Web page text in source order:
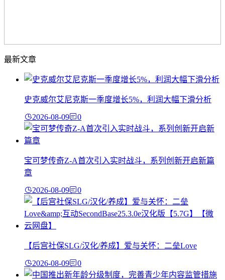
最新文章
史克威尔艾尼克斯一季度增长5%，利润大幅下滑分析
2026-08-09 0
宝可梦传奇Z-A首次引入实时战斗，系列创新开启新篇
章
2026-08-09 0
【后宫社保SLG/汉化/养成】爱与关怀：二垒Love
2026-08-09 0